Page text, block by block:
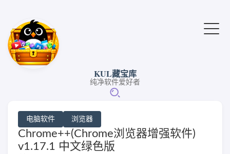
KUL藏宝库
纯净软件爱好者
电脑软件 浏览器
Chrome++(Chrome浏览器增强软件)
v1.17.1 中文绿色版